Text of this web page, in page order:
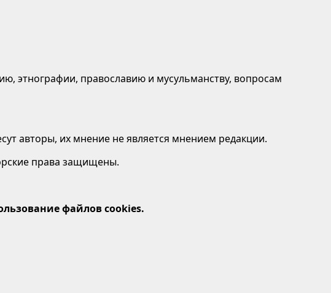
этнографии, православию и мусульманству, вопросам
авторы, их мнение не является мнением редакции.
права защищены.
файлов cookies.